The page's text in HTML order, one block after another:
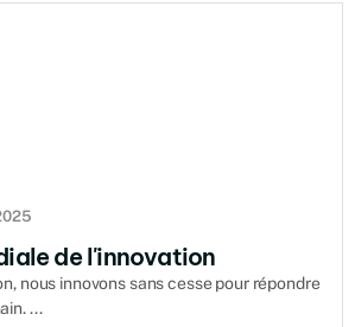
de l'innovation
nous innovons sans cesse pour répondre
...